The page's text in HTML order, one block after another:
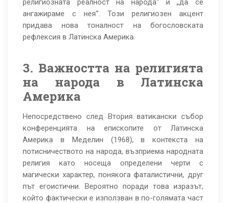
религиозната реалност на народа“ и „да се
ангажираме с нея“. Този религиозен акцент
придава нова тоналност на богословската
рефлексия в Латинска Америка.
3. Важността на религията
на народа в Латинска
Америка
Непосредствено след Втория ватикански събор
конференцията на епископите от Латинска
Америка в Меделин (1968), в контекста на
потисничеството на народа, възприема народната
религия като носеща определени черти с
магически характер, понякога фаталистични, друг
път егоистични. Вероятно поради това изразът,
който фактически е използван в по-голямата част